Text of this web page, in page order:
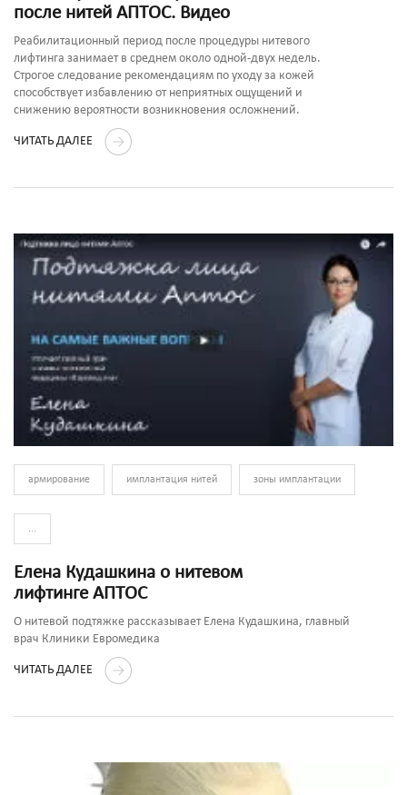
после нитей АПТОС. Видео
Реабилитационный период после процедуры нитевого
лифтинга занимает в среднем около одной-двух недель.
Строгое следование рекомендациям по уходу за кожей
способствует избавлению от неприятных ощущений и
снижению вероятности возникновения осложнений.
ЧИТАТЬ ДАЛЕЕ
армирование имплантация нитей зоны имплантации
...
Елена Кудашкина о нитевом
лифтинге АПТОС
О нитевой подтяжке рассказывает Елена Кудашкина, главный
врач Клиники Евромедика
ЧИТАТЬ ДАЛЕЕ